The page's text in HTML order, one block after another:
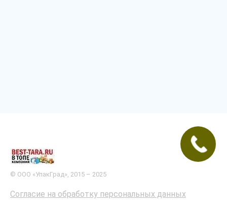
© ООО «УпакГрад», 2015 – 2025
Согласие на обработку персональных данных